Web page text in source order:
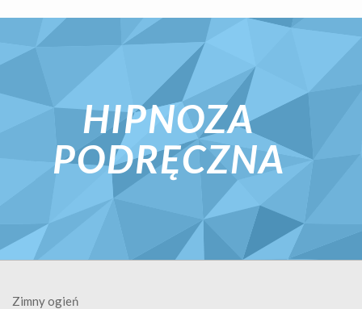
HIPNOZA
PODRĘCZNA
Zimny ogień